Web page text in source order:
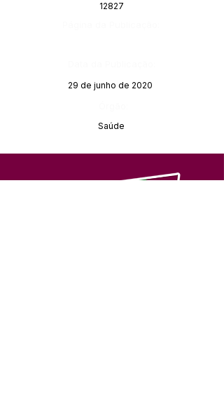
12827
29 de junho de 2020
Saúde